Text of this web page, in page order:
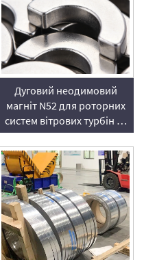
Дуговий неодимовий
магніт N52 для роторних
систем вітрових турбін та
генераторів